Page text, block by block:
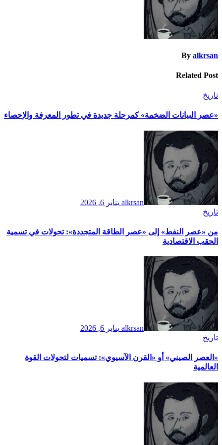
By alkrsan
Related Post
تاريخ
​«عصر البيانات الضخمة» كمرحلة جديدة في تطور المعرفة والإحصاء
alkrsan يناير 6, 2026
تاريخ
​من «عصر النفط» إلى «عصر الطاقة المتجددة»: تحولات في تسمية
الحقب الاقتصادية
alkrsan يناير 6, 2026
تاريخ
​«العصر الصيني» أو «القرن الآسيوي»: تسميات لتحولات القوة
العالمية